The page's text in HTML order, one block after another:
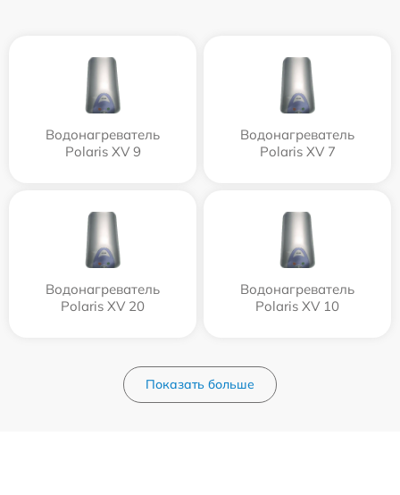
Водонагреватель
Polaris XV 9
Водонагреватель
Polaris XV 7
Водонагреватель
Polaris XV 20
Водонагреватель
Polaris XV 10
Показать больше